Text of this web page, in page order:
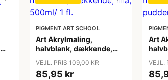
PIGMENT ART SCHOOL
Art Akrylmaling,
halvblank, dækkende,
VEJL. PRIS 109,00 KR
85,95 kr
Art
VEJL.